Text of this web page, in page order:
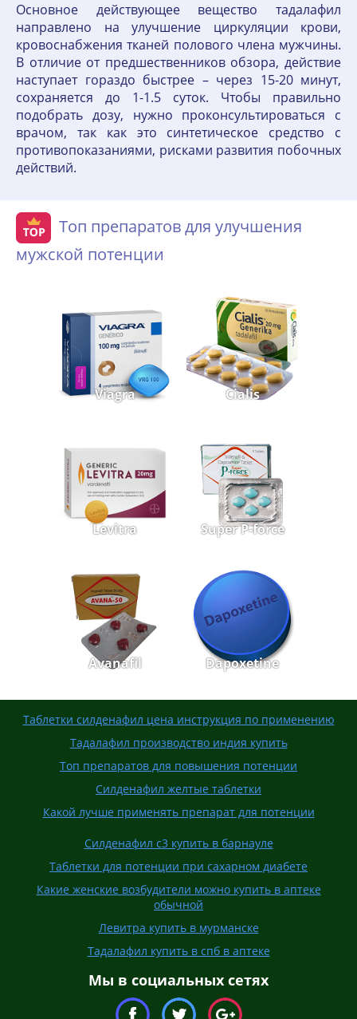
Основное действующее вещество тадалафил
направлено на улучшение циркуляции крови,
кровоснабжения тканей полового члена мужчины.
В отличие от предшественников обзора, действие
наступает гораздо быстрее – через 15-20 минут,
сохраняется до 1-1.5 суток. Чтобы правильно
подобрать дозу, нужно проконсультироваться с
врачом, так как это синтетическое средство с
противопоказаниями, рисками развития побочных
действий.
Топ препаратов для улучшения
мужской потенции
Viagra Cialis
Levitra Super P-force
Avanafil Dapoxetine
Таблетки силденафил цена инструкция по применению
Тадалафил производство индия купить
Топ препаратов для повышения потенции
Силденафил желтые таблетки
Какой лучше применять препарат для потенции
Силденафил с3 купить в барнауле
Таблетки для потенции при сахарном диабете
Какие женские возбудители можно купить в аптеке
обычной
Левитра купить в мурманске
Тадалафил купить в спб в аптеке
Мы в социальных сетях